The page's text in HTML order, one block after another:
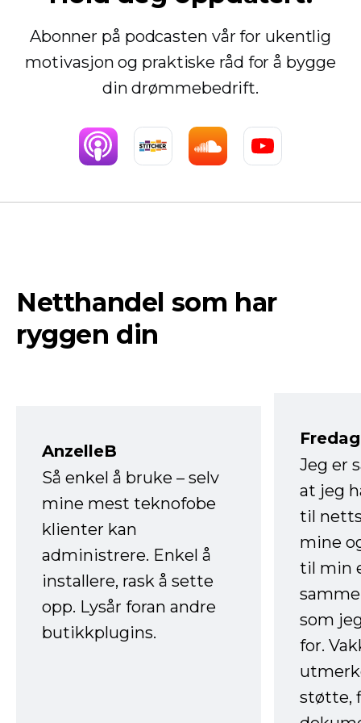
Abonner på podcasten vår for ukentlig
motivasjon og praktiske råd for å bygge
din drømmebedrift.
Netthandel som har
ryggen din
AnzelleB
Så enkel å bruke – selv
mine mest teknofobe
klienter kan
administrere. Enkel å
installere, rask å sette
opp. Lysår foran andre
butikkplugins.
Jeg er
at jeg
til
mine
til min
som
for.
støtte,